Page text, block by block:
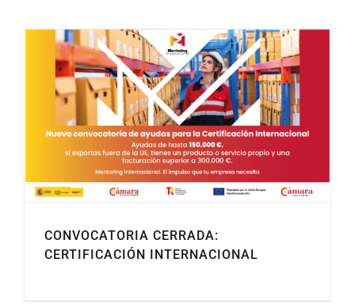
CONVOCATORIA CERRADA:
CERTIFICACIÓN INTERNACIONAL